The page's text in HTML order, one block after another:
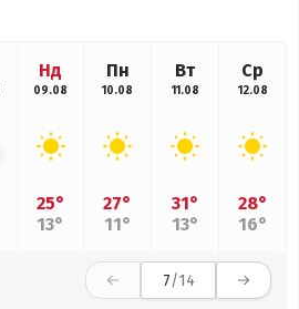
Нд
09.08
25°
13°
Пн
10.08
27°
11°
Вт
11.08
31°
13°
Ср
12.08
28°
16°
7/14